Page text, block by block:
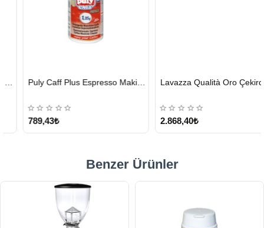
GÖNDERİ
Puly Caff Plus Espresso Makinesi Temizleyici Tablet 100 x 1.35 G
789,43₺
GÖNDERİ
Lavazza Qualità Oro Çekirdek Kahve 1 KG x 2
2.868,40₺
Benzer Ürünler